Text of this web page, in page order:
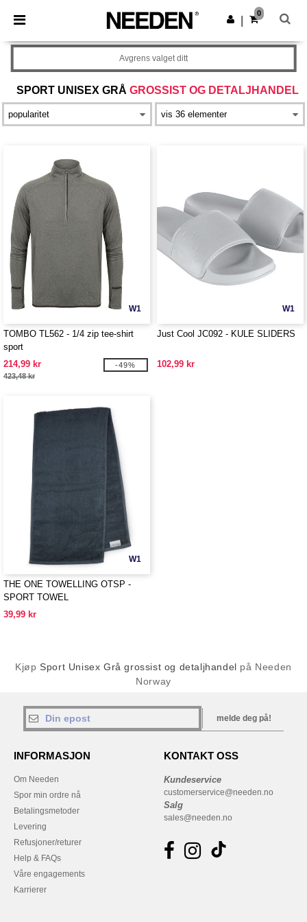
× Needen-app
Bedre priser i appen!
Last ned app
0
SPORT UNISEX GRÅ GROSSIST OG DETALJHANDEL
Avgrens valget ditt
W1
TOMBO TL562 - 1/4 zip tee-shirt
sport
214,99 kr
423,48 kr
-49%
W1
Just Cool JC092 - KULE SLIDERS
102,99 kr
W1
THE ONE TOWELLING OTSP -
SPORT TOWEL
39,99 kr
Kjøp Sport Unisex Grå grossist og detaljhandel på Needen
Norway
melde deg på!
INFORMASJON
Om Needen
Spor min ordre nå
Betalingsmetoder
Levering
Refusjoner/returer
Help & FAQs
Våre engagements
Karrierer
KONTAKT OSS
Kundeservice
customerservice@needen.no
Salg
sales@needen.no